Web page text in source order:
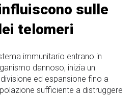
sulle
telomeri
immunitario entrano in
dannoso, inizia un
ed espansione fino a
sufficiente a distruggere